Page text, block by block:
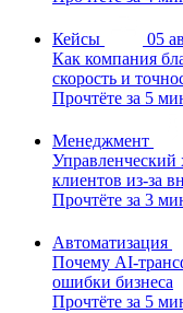
Кейсы
05
Как компания
скорость и
Прочтёте за 5
Менеджмент
Управленческий
клиентов из-за
Прочтёте за 3
Автоматизация
Почему AI-
ошибки бизнеса
Прочтёте за 5